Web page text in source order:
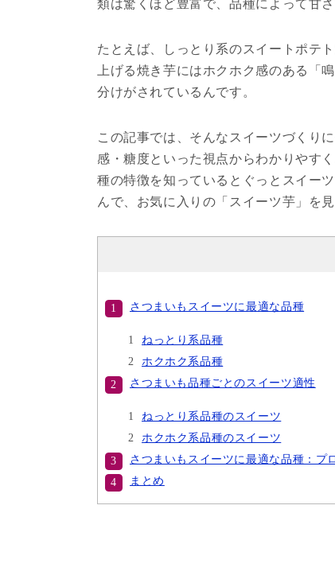
類は驚くほど豊富で、品種によって甘
たとえば、しっとり系のスイートポテ
上げる焼き芋にはホクホク感のある「
分けがされているんです。
この記事では、そんなスイーツづくり
感・糖度といった視点からわかりやす
種の特徴を知っているとぐっとスイー
んで、お気に入りの「スイーツ芋」を
さつまいもスイーツに最適な品種
ねっとり系品種
ホクホク系品種
さつまいも品種ごとのスイーツ適性
ねっとり系品種のスイーツ
ホクホク系品種のスイーツ
さつまいもスイーツに最適な品種：プ
まとめ